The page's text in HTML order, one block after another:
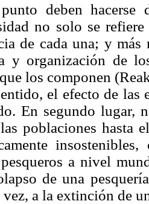
deben hacerse
no solo se
de cada una; y
y organización de
los componen
el efecto de las
En segundo lugar,
poblaciones hasta
a nivel
de una
vez, a la extinción de